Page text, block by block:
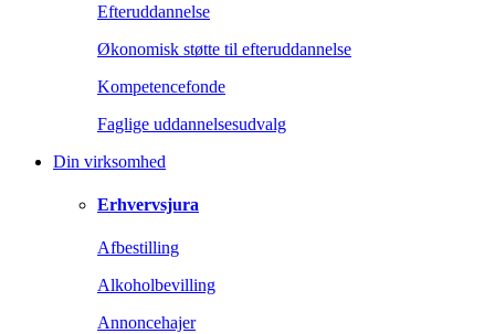
Efteruddannelse
Økonomisk støtte til efteruddannelse
Kompetencefonde
Faglige uddannelsesudvalg
Din virksomhed
Erhvervsjura
Afbestilling
Alkoholbevilling
Annoncehajer